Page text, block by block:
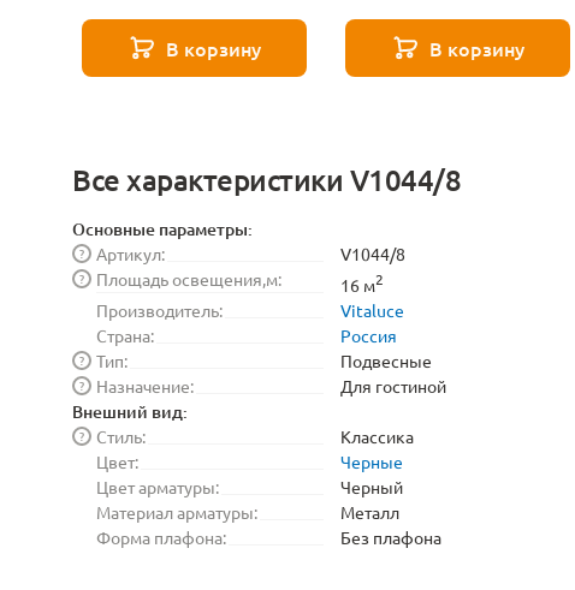
271 8585В корзину В корзину
Все характеристики V1044/8
Основные параметры:
Артикул:
?
V1044/8
Площадь освещения,м:
? 16 м2
Производитель:
Vitaluce
Страна:
Россия
Тип:
?
Подвесные
Назначение:
? Для гостиной
Внешний вид:
Стиль:
?
Классика
Цвет:
Черные
Цвет арматуры:
Черный
Материал арматуры:
Металл
Форма плафона:
Без плафона